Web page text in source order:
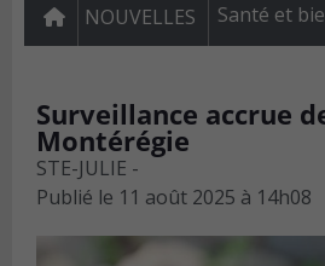
NOUVELLES Santé et
Surveillance accrue
Montérégie
STE-JULIE -
Publié le 11 août 2025 à 14h08